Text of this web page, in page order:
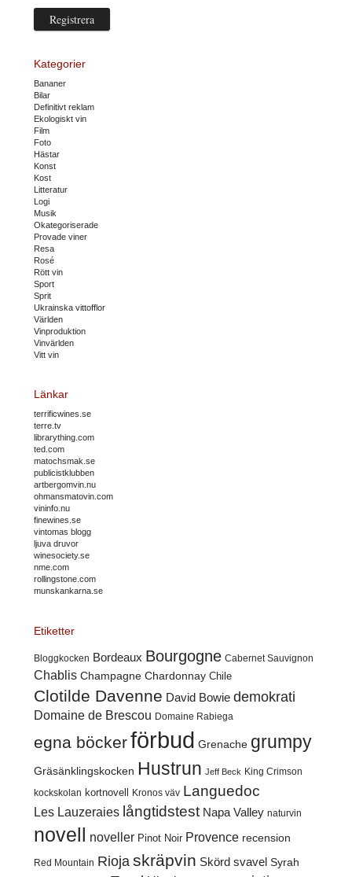
Kategorier
Bananer
Bilar
Definitivt reklam
Ekologiskt vin
Film
Foto
Hästar
Konst
Kost
Litteratur
Logi
Musik
Okategoriserade
Provade viner
Resa
Rosé
Rött vin
Sport
Sprit
Ukrainska vittofflor
Världen
Vinproduktion
Vinvärlden
Vitt vin
Länkar
terrificwines.se
terre.tv
librarything.com
ted.com
matochsmak.se
publicistklubben
artbergomvin.nu
ohmansmatovin.com
vininfo.nu
finewines.se
vintomas blogg
ljuva druvor
winesociety.se
nme.com
rollingstone.com
munskankarna.se
Etiketter
Bloggkocken Bordeaux Bourgogne Cabernet Sauvignon
Chablis Champagne Chardonnay Chile
Clotilde Davenne David Bowie demokrati
Domaine de Brescou Domaine Rabiega
egna böckerförbud Grenache grumpy
Gräsänklingskocken Hustrun Jeff Beck King Crimson
kockskolan kortnovell Kronos väv Languedoc
Les Lauzeraies långtidstest Napa Valley naturvin
novell noveller Pinot Noir Provence recension
Red Mountain Rioja skräpvin Skörd svavel Syrah